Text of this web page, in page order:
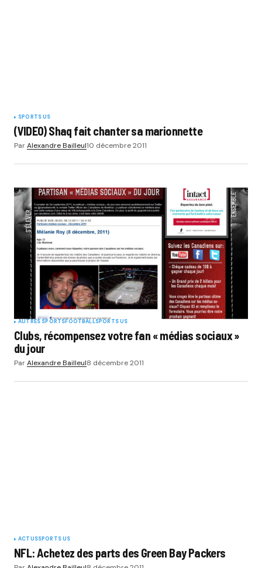
Submit Comment
SPORTS US
(VIDEO) Shaq fait chanter sa marionnette
ParAlexandre Bailleul10 décembre 2011
AUTRES SPORTSFOOTBALLSPORTS US
Clubs, récompensez votre fan « médias sociaux »
du jour
ParAlexandre Bailleul8 décembre 2011
ACTUSSPORTS US
NFL: Achetez des parts des Green Bay Packers